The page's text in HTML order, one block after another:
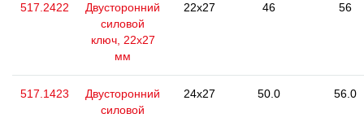
517.2422
Двусторонний
силовой
ключ, 22x27
мм
22x27 46 56
517.1423
Двусторонний
силовой
24x27 50.0 56.0